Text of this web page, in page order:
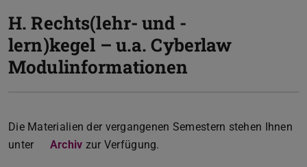
H. Rechts(lehr- und -
lern)kegel – u.a. Cyberlaw
Modulinformationen
Die Materialien der vergangenen Semestern stehen Ihnen
unter
Archiv zur Verfügung.